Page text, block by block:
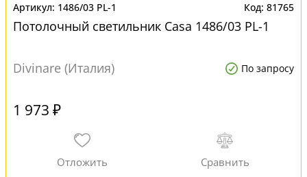
1486/03 PL-1 81765
Потолочный светильник Casa 1486/03 PL-1
Divinare (Италия) По запросу
1 973 ₽